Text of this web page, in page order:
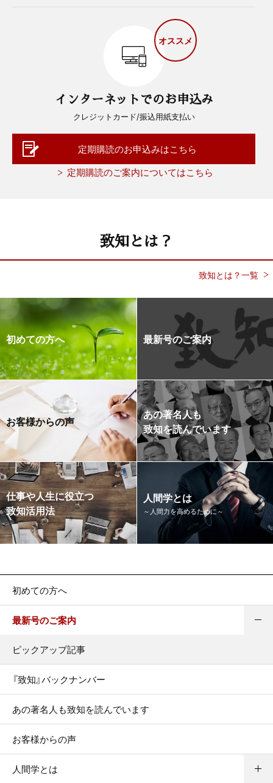
オススメ
インターネットでのお申込み
クレジットカード/振込用紙支払い
定期購読のお申込みはこちら
定期購読のご案内についてはこちら
致知とは？
致知とは？一覧
初めての方へ 最新号のご案内
お客様からの声
あの著名人も
致知を読んでいます
仕事や人生に役立つ
致知活用法
人間学とは
～人間力を高めるために～
初めての方へ
最新号のご案内
ピックアップ記事
『致知』バックナンバー
あの著名人も致知を読んでいます
お客様からの声
人間学とは